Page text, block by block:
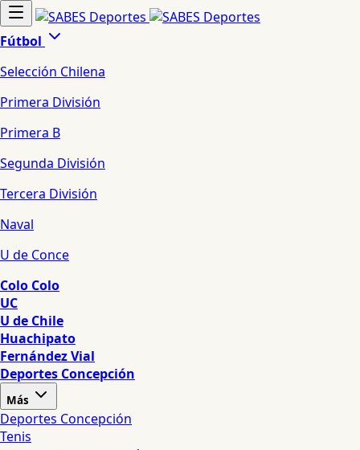
Fútbol
Selección Chilena
Primera División
Primera B
Segunda División
Tercera División
Naval
U de Conce
Colo Colo
UC
U de Chile
Huachipato
Fernández Vial
Deportes Concepción
Más
Deportes Concepción
Tenis